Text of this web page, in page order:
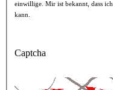
einwillige. Mir ist bekannt, dass
kann.
Captcha